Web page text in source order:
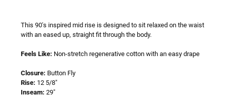
This 90's inspired mid rise is designed to sit relaxed on the waist
with an eased up, straight fit through the body.
Feels Like: Non-stretch regenerative cotton with an easy drape
Closure: Button Fly
Rise: 12 5/8"
Inseam: 29"